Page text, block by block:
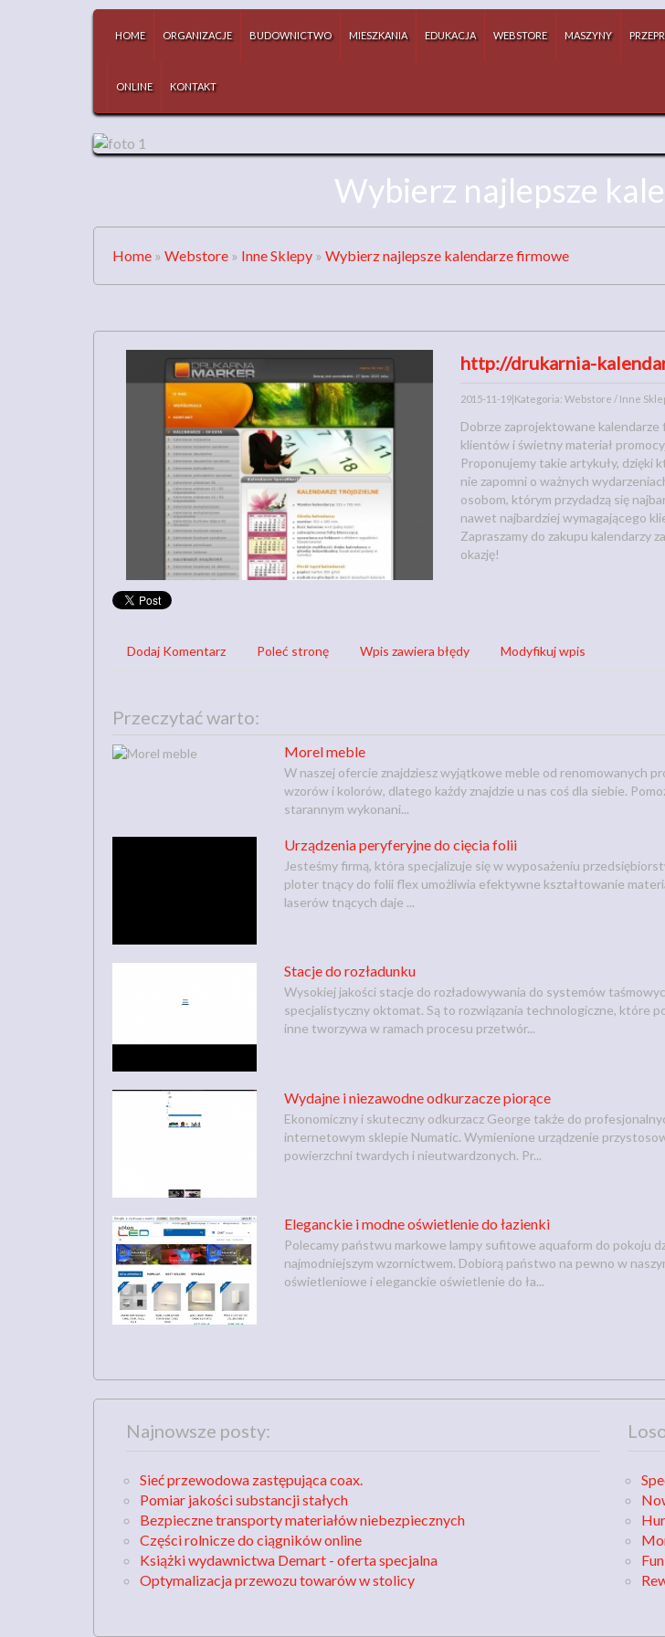
HOME ORGANIZACJE BUDOWNICTWO MIESZKANIA EDUKACJA WEBSTORE MASZYNY
ONLINE KONTAKT
Wybierz najlepsze
Home » Webstore » Inne Sklepy » Wybierz najlepsze kalendarze firmowe
http://drukarnia-
2015-11-19|Kategoria: Webstore / Inne
Dobrze zaprojektowane
klientów i świetny materiał
Proponujemy takie artykuły, dzięki
nie zapomni o ważnych
osobom, którym przydadzą się
nawet najbardziej wymagającego
Zapraszamy do zakupu kalendarzy
okazję!
Dodaj Komentarz Poleć stronę Wpis zawiera błędy Modyfikuj wpis
Przeczytać warto:
Morel meble
W naszej ofercie znajdziesz wyjątkowe meble od renomowanych
wzorów i kolorów, dlatego każdy znajdzie u nas coś dla siebie.
starannym wykonani...
Urządzenia peryferyjne do cięcia folii
Jesteśmy firmą, która specjalizuje się w wyposażeniu
ploter tnący do folii flex umożliwia efektywne kształtowanie
laserów tnących daje ...
Stacje do rozładunku
Wysokiej jakości stacje do rozładowywania do systemów
specjalistyczny oktomat. Są to rozwiązania technologiczne, które
inne tworzywa w ramach procesu przetwór...
Wydajne i niezawodne odkurzacze piorące
Ekonomiczny i skuteczny odkurzacz George także do
internetowym sklepie Numatic. Wymienione urządzenie
powierzchni twardych i nieutwardzonych. Pr...
Eleganckie i modne oświetlenie do łazienki
Polecamy państwu markowe lampy sufitowe aquaform do pokoju
najmodniejszym wzornictwem. Dobiorą państwo na pewno w
oświetleniowe i eleganckie oświetlenie do ła...
Najnowsze posty:
Sieć przewodowa zastępująca coax.
Pomiar jakości substancji stałych
Bezpieczne transporty materiałów niebezpiecznych
Części rolnicze do ciągników online
Książki wydawnictwa Demart - oferta specjalna
Optymalizacja przewozu towarów w stolicy